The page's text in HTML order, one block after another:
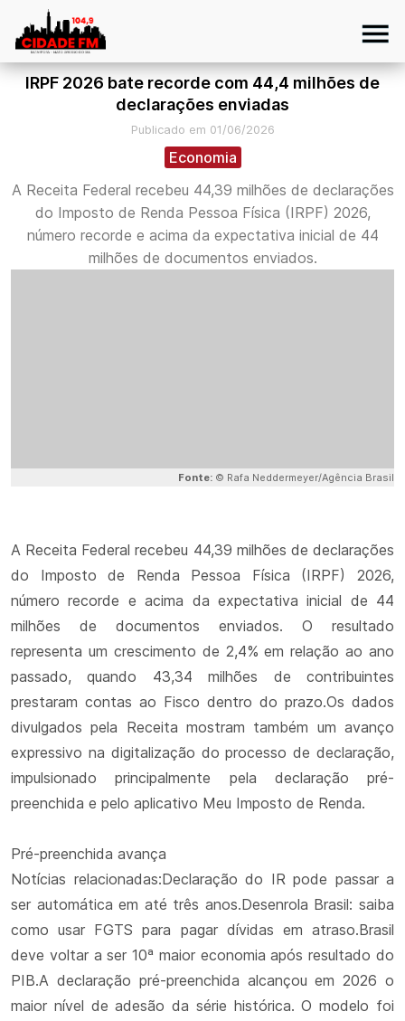
IRPF 2026 bate recorde com 44,4 milhões de
declarações enviadas
Publicado em 01/06/2026
Economia
A Receita Federal recebeu 44,39 milhões de declarações
do Imposto de Renda Pessoa Física (IRPF) 2026,
número recorde e acima da expectativa inicial de 44
milhões de documentos enviados.
Fonte: © Rafa Neddermeyer/Agência Brasil
A Receita Federal recebeu 44,39 milhões de declarações
do Imposto de Renda Pessoa Física (IRPF) 2026,
número recorde e acima da expectativa inicial de 44
milhões de documentos enviados. O resultado
representa um crescimento de 2,4% em relação ao ano
passado, quando 43,34 milhões de contribuintes
prestaram contas ao Fisco dentro do prazo.Os dados
divulgados pela Receita mostram também um avanço
expressivo na digitalização do processo de declaração,
impulsionado principalmente pela declaração pré-
preenchida e pelo aplicativo Meu Imposto de Renda.
Pré-preenchida avança
Notícias relacionadas:Declaração do IR pode passar a
ser automática em até três anos.Desenrola Brasil: saiba
como usar FGTS para pagar dívidas em atraso.Brasil
deve voltar a ser 10ª maior economia após resultado do
PIB.A declaração pré-preenchida alcançou em 2026 o
maior nível de adesão da série histórica. O modelo foi